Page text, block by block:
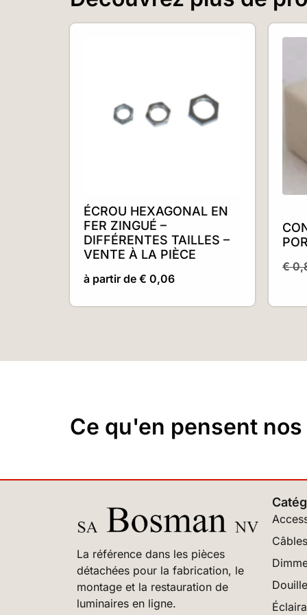
ÉCROU HEXAGONAL EN
FER ZINGUÉ –
DIFFÉRENTES TAILLES –
VENTE À LA PIÈCE
à partir de € 0,06
€
Ce qu'en pensent
La référence dans les pièces
détachées pour la fabrication, le
montage et la restauration de
luminaires en ligne.